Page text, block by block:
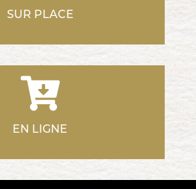
SUR PLACE
EN LIGNE